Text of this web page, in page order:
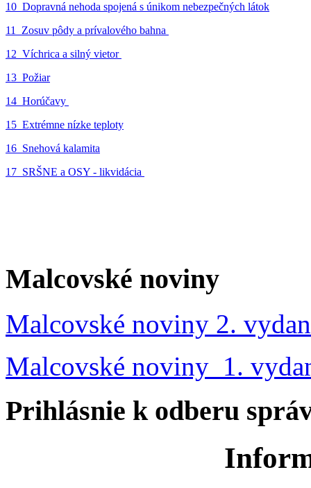
10_Dopravná nehoda spojená s únikom nebezpečných látok
11_Zosuv pôdy a prívalového bahna
12_Víchrica a silný vietor
13_Požiar
14_Horúčavy
15_Extrémne nízke teploty
16_Snehová kalamita
17_SRŠNE a OSY - likvidácia
Malcovské noviny
Malcovské noviny 2.
Malcovské noviny 1.
Prihlásnie k odberu